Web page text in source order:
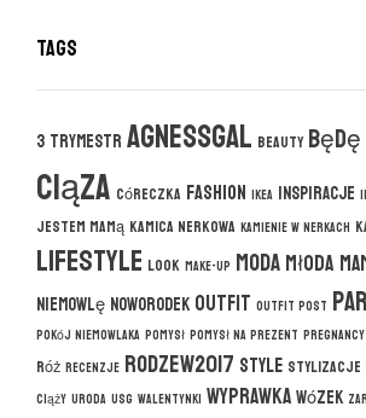
Tags
3 trymestragnessgal beauty będę
ciąza córeczka fashion ikea inspiracje
jestem mamą kamica nerkowa kamienie w nerkach
lifestyle look make-up modamłoda
niemowlęnoworodekoutfit outfit post
pokój niemowlaka pomysł pomysł na prezent pregnancy
róż recenzje rodzew2017 style stylizacje
ciąży uroda usg walentynki wyprawkawózek